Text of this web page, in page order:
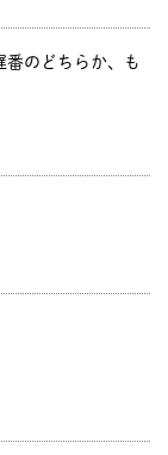
のどちらか、も